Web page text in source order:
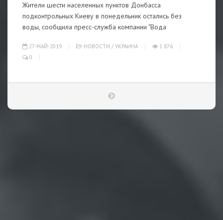
Жители шести населенных пунктов Донбасса
подконтрольных Киеву в понедельник остались без
воды, сообщила пресс-служба компании "Вода
27-МАЙ-2019 НОВОСТИ / УКРАИНА
1 876
0